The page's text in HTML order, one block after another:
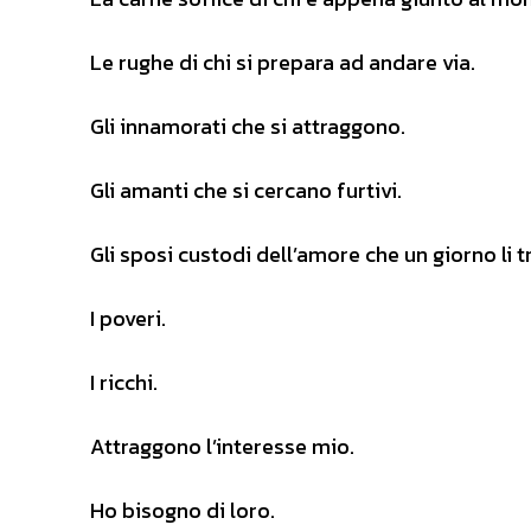
Le rughe di chi si prepara ad andare via.
Gli innamorati che si attraggono.
Gli amanti che si cercano furtivi.
Gli sposi custodi dell’amore che un giorno li
I poveri.
I ricchi.
Attraggono l’interesse mio.
Ho bisogno di loro.